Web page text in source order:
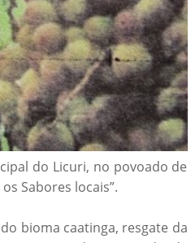
do Licuri, no povoado de
Sabores locais”.
bioma caatinga, resgate da